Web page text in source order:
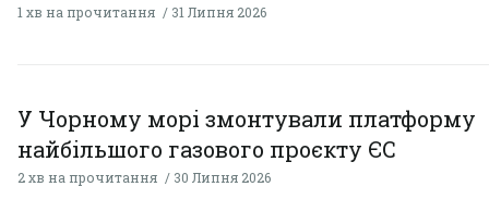
1 хв на прочитання 31 Липня 2026
У Чорному морі змонтували платформу
найбільшого газового проєкту ЄС
2 хв на прочитання 30 Липня 2026